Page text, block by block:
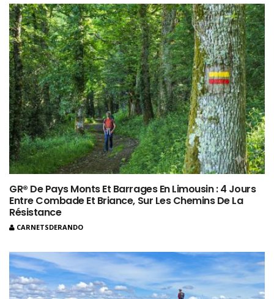
GR® De Pays Monts Et Barrages En Limousin : 4 Jours
Entre Combade Et Briance, Sur Les Chemins De La
Résistance
CARNETSDERANDO